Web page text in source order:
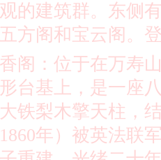
的建筑群。东侧
方阁和宝云阁。
阁：位于在万寿
台基上，是一座
铁梨木擎天柱，
1860年）被英法联